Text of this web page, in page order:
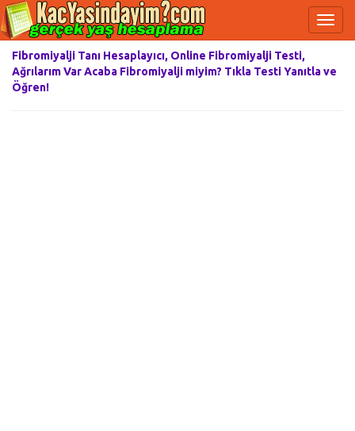
Fibromiyalji Tanı Hesaplayıcı, Online Fibromiyalji Testi,
Ağrılarım Var Acaba Fibromiyalji miyim? Tıkla Testi Yanıtla ve
Öğren!